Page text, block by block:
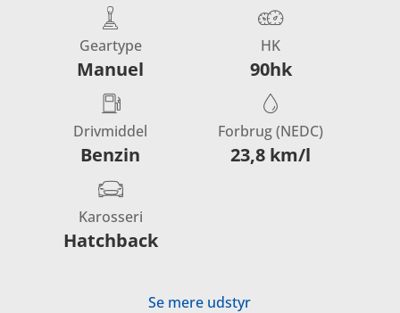
Geartype
Manuel
HK
90hk
Drivmiddel
Benzin
Forbrug (NEDC)
23,8 km/l
Karosseri
Hatchback
Se mere udstyr